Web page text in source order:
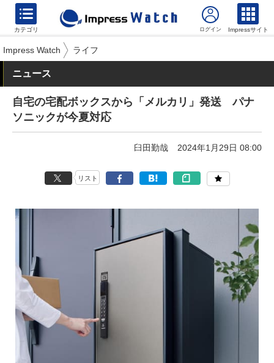
カテゴリ Impressサイト
Impress Watch ライフ
ニュース
自宅の宅配ボックスから「メルカリ」発送 パナ
ソニックが今夏対応
臼田勤哉 2024年1月29日 08:00
リスト